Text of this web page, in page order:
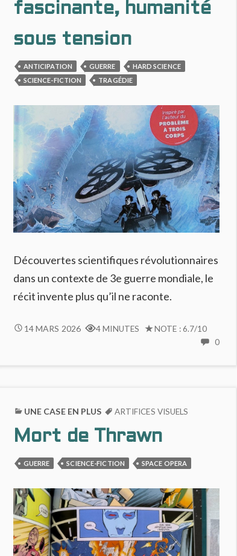
fascinante, humanité
sous tension
ANTICIPATION GUERRE
HARD SCIENCE
SCIENCE-FICTION
TRAGÉDIE
Découvertes scientifiques révolutionnaires
dans un contexte de 3e guerre mondiale, le
récit invente plus qu’il ne raconte.
L’ATTRACTION
FASCINANTE,
HUMANITÉ
SOUS
14 MARS 2026 4 MINUTES
NOTE : 6.7/10
0NO
SOUS
UNE CASE EN PLUS ARTIFICES VISUELS
Mort de Thrawn
GUERRE SCIENCE-FICTION SPACE OPERA